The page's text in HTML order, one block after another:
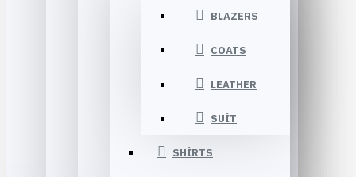
BLAZERS
COATS
LEATHER
SUIT
SHIRTS